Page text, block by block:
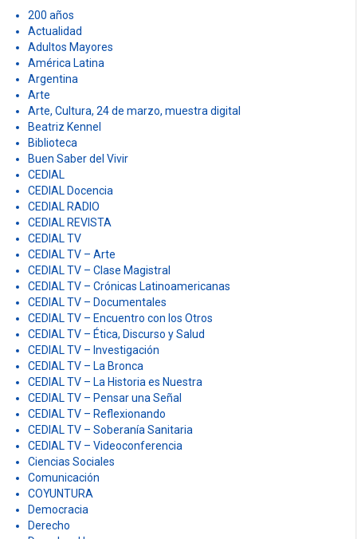
200 años
Actualidad
Adultos Mayores
América Latina
Argentina
Arte
Arte, Cultura, 24 de marzo, muestra digital
Beatriz Kennel
Biblioteca
Buen Saber del Vivir
CEDIAL
CEDIAL Docencia
CEDIAL RADIO
CEDIAL REVISTA
CEDIAL TV
CEDIAL TV – Arte
CEDIAL TV – Clase Magistral
CEDIAL TV – Crónicas Latinoamericanas
CEDIAL TV – Documentales
CEDIAL TV – Encuentro con los Otros
CEDIAL TV – Ética, Discurso y Salud
CEDIAL TV – Investigación
CEDIAL TV – La Bronca
CEDIAL TV – La Historia es Nuestra
CEDIAL TV – Pensar una Señal
CEDIAL TV – Reflexionando
CEDIAL TV – Soberanía Sanitaria
CEDIAL TV – Videoconferencia
Ciencias Sociales
Comunicación
COYUNTURA
Democracia
Derecho